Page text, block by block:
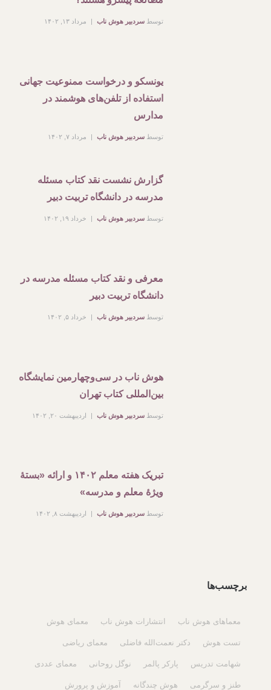
توسط سردبیر هوش ناب مرداد ۱۳, ۱۴۰۲
یونسکو و درخواست ممنوعیت جهانی
استفاده از تلفن‌های هوشمند در
مدارس
توسط سردبیر هوش ناب مرداد ۷, ۱۴۰۲
گزارش نشست نقد کتاب مسئله
مدرسه در دانشگاه تربیت دبیر
توسط سردبیر هوش ناب خرداد ۱۹, ۱۴۰۲
معرفی و نقد کتاب مسئله مدرسه در
دانشگاه تربیت دبیر
توسط سردبیر هوش ناب خرداد ۵, ۱۴۰۲
هوش ناب در سی‌وچهارمین نمایشگاه
بین‌المللی کتاب تهران
توسط سردبیر هوش ناب اردیبهشت ۲۰, ۱۴۰۲
تبریک هفته معلم ۱۴۰۲ و ارائه «بستۀ
ویژۀ معلم و مدرسه»
توسط سردبیر هوش ناب اردیبهشت ۸, ۱۴۰۲
برچسب‌ها
معماهای هوش ناب انتشارات هوش ناب معمای هوش
تست هوش دکتر نعمت‌الله فاضلی معمای ریاضی
شهامت تدریس پارکر پالمر نوگل روحانی معمای عددی
طنز و سرگرمی هوش چندگانه آموزش و پرورش